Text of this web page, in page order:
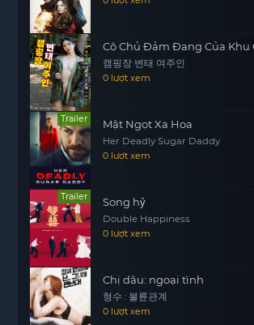
nhạc của Red Hot Chili Peppers. Các
còn lại luôn nhớ đến anh như một
và nguồn cảm hứng cho những sáng
Hành trình của Red Hot Chili Peppers
thiếu sự đóng góp của Hillel Slovak. Sự
của họ không chỉ là câu chuyện của
công mà còn là câu chuyện về tình
mê và những kỷ niệm không thể nào
Cô Chủ Đảm Đang Của Khu
캠핑장 변태 여주인
0 lượt xem
Trailer Mật Ngọt Xa Hoa
Her Deadly Sugar Daddy
0 lượt xem
Trailer Song hỷ
Double Happiness
0 lượt xem
Chị dâu: ngoại tình
형수 : 불륜관계
0 lượt xem